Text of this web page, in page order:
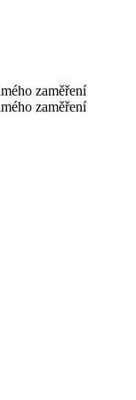
zaměření
zaměření